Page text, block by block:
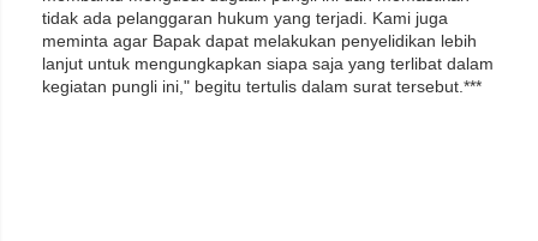
tidak ada pelanggaran hukum yang terjadi. Kami juga
meminta agar Bapak dapat melakukan penyelidikan lebih
lanjut untuk mengungkapkan siapa saja yang terlibat dalam
kegiatan pungli ini," begitu tertulis dalam surat tersebut.***